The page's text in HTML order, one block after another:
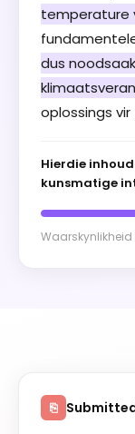
temperature
dus
oplossings
Hierdie
kunsmatige
⎘